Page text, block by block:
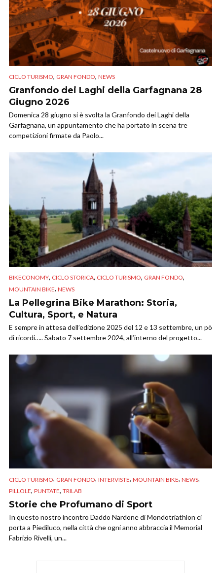
CICLO TURISMO, GRAN FONDO, NEWS
Granfondo dei Laghi della Garfagnana 28
Giugno 2026
Domenica 28 giugno si è svolta la Granfondo dei Laghi della
Garfagnana, un appuntamento che ha portato in scena tre
competizioni firmate da Paolo...
BIKECONOMY, CICLO STORICA, CICLO TURISMO, GRAN FONDO,
MOUNTAIN BIKE, NEWS
La Pellegrina Bike Marathon: Storia,
Cultura, Sport, e Natura
E sempre in attesa dell’edizione 2025 del 12 e 13 settembre, un pò
di ricordi….. Sabato 7 settembre 2024, all’interno del progetto...
CICLO TURISMO, GRAN FONDO, INTERVISTE, MOUNTAIN BIKE, NEWS,
PILLOLE, PUNTATE, TRILAB
Storie che Profumano di Sport
In questo nostro incontro Daddo Nardone di Mondotriathlon ci
porta a Piediluco, nella città che ogni anno abbraccia il Memorial
Fabrizio Rivelli, un...